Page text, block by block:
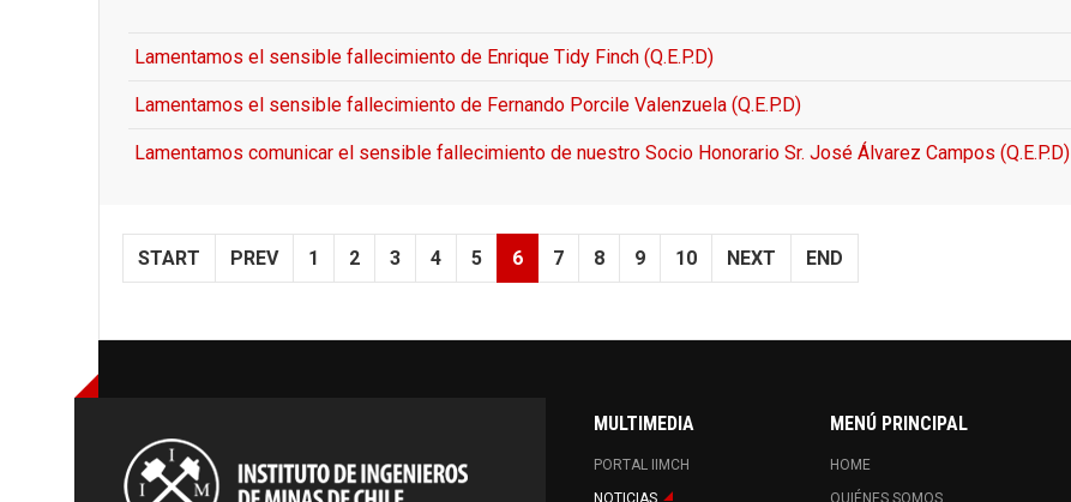
Lamentamos el sensible fallecimiento de Enrique Tidy Finch (Q.E.P.D)
Lamentamos el sensible fallecimiento de Fernando Porcile Valenzuela (Q.E.P.D)
Lamentamos comunicar el sensible fallecimiento de nuestro Socio Honorario Sr. José Álvarez Campos (Q.E.P.D)
START PREV 1 2 3 4 5 6 7 8 9 10 NEXT END
MULTIMEDIA
PORTAL IIMCH
NOTICIAS
MENÚ PRINCIPAL
HOME
QUIÉNES SOMOS